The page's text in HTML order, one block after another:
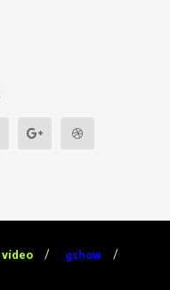
vídeo
gshow